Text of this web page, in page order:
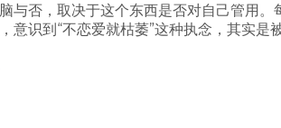
与否，取决于这个东西是否对自己管用
意识到“不恋爱就枯萎”这种执念，其实是